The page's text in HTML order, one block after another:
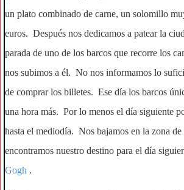
un plato combinado de carne, un solomillo
euros. Después nos dedicamos a patear la
parada de uno de los barcos que recorre los
nos subimos a él. No nos informamos lo
de comprar los billetes. Ese día los barcos
una hora más. Por lo menos el día siguiente
hasta el mediodía. Nos bajamos en la zona de
encontramos nuestro destino para el día
Gogh .